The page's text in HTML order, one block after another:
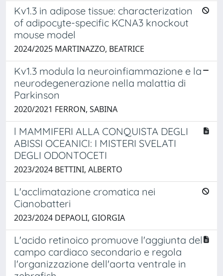
Kv1.3 in adipose tissue: characterization
of adipocyte-specific KCNA3 knockout
mouse model
2024/2025 MARTINAZZO, BEATRICE
Kv1.3 modula la neuroinfiammazione e la
neurodegenerazione nella malattia di
Parkinson
2020/2021 FERRON, SABINA
l MAMMIFERI ALLA CONQUISTA DEGLI
ABISSI OCEANICI: I MISTERI SVELATI
DEGLI ODONTOCETI
2023/2024 BETTINI, ALBERTO
L'acclimatazione cromatica nei
Cianobatteri
2023/2024 DEPAOLI, GIORGIA
L'acido retinoico promuove l'aggiunta del
campo cardiaco secondario e regola
l'organizzazione dell'aorta ventrale in